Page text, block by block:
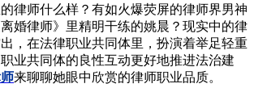
师什么样？有如火爆荧屏的律师界男神
婚律师》里精明干练的姚晨？现实中的律
，在法律职业共同体里，扮演着举足轻重
业共同体的良性互动更好地推进法治建
来聊聊她眼中欣赏的律师职业品质。